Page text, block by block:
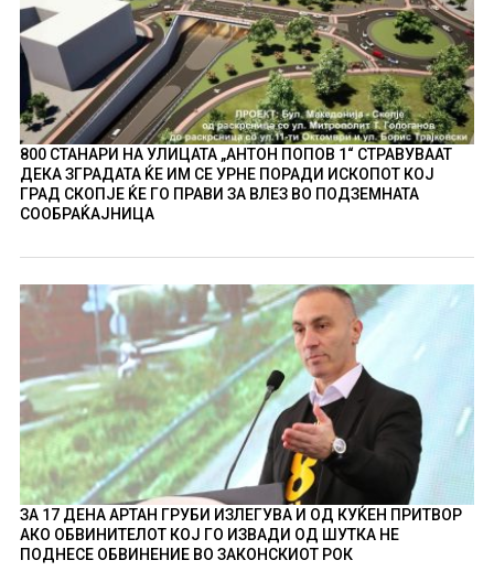
800 СТАНАРИ НА УЛИЦАТА „АНТОН ПОПОВ 1“ СТРАВУВААТ
ДЕКА ЗГРАДАТА ЌЕ ИМ СЕ УРНЕ ПОРАДИ ИСКОПОТ КОЈ
ГРАД СКОПЈЕ ЌЕ ГО ПРАВИ ЗА ВЛЕЗ ВО ПОДЗЕМНАТА
СООБРАЌАЈНИЦА
ЗА 17 ДЕНА АРТАН ГРУБИ ИЗЛЕГУВА И ОД КУЌЕН ПРИТВОР
АКО ОБВИНИТЕЛОТ КОЈ ГО ИЗВАДИ ОД ШУТКА НЕ
ПОДНЕСЕ ОБВИНЕНИЕ ВО ЗАКОНСКИОТ РОК